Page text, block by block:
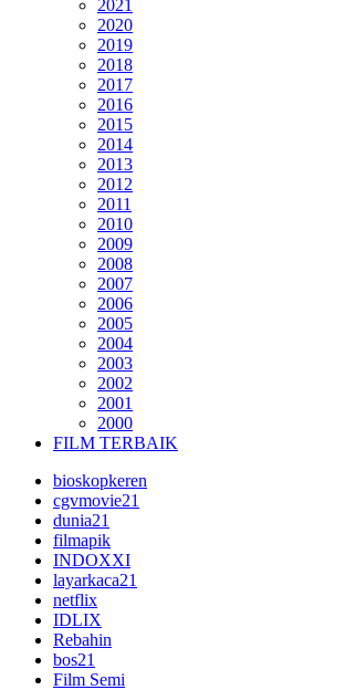
2021
2020
2019
2018
2017
2016
2015
2014
2013
2012
2011
2010
2009
2008
2007
2006
2005
2004
2003
2002
2001
2000
FILM TERBAIK
bioskopkeren
cgvmovie21
dunia21
filmapik
INDOXXI
layarkaca21
netflix
IDLIX
Rebahin
bos21
Film Semi